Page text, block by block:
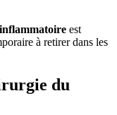
est
à retirer dans les
du